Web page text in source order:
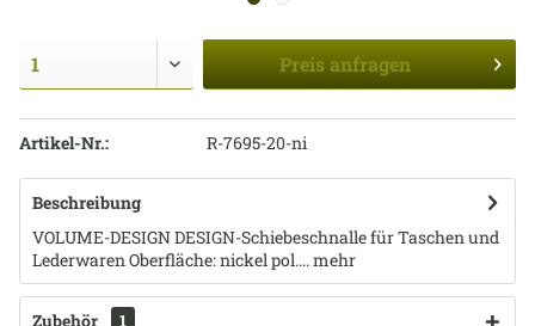
Preis anfragen
Artikel-Nr.: R-7695-20-ni
Beschreibung
VOLUME-DESIGN DESIGN-Schiebeschnalle für Taschen und
Lederwaren Oberfläche: nickel pol....mehr
Zubehör 1